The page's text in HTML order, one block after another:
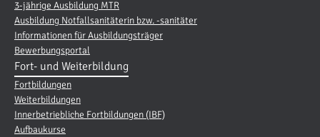
3-jährige Ausbildung MTR
Ausbildung Notfallsanitäterin bzw. -sanitäter
Informationen für Ausbildungsträger
Bewerbungsportal
Fort- und Weiterbildung
Fortbildungen
Weiterbildungen
Innerbetriebliche Fortbildungen (IBF)
Aufbaukurse